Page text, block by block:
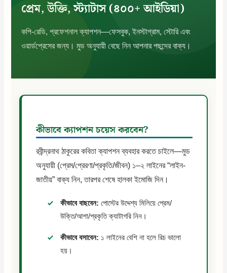
প্রেম, উক্তি, স্ট্যাটাস (৪০০+ আইডিয়া)
কপি-রেডি, প্রফেশনাল ক্যাপশন—ফেসবুক, ইনস্টাগ্রাম, স্টোরি এবং
ওয়ার্ডপ্রেসের জন্য। মুড অনুযায়ী বেছে নিন আপনার পছন্দের বাক্য।
কীভাবে ক্যাপশন চয়েস করবেন?
রবীন্দ্রনাথ ঠাকুরের কবিতা ক্যাপশন ব্যবহার করতে চাইলে—মুড
অনুযায়ী (প্রেম/প্রেরণা/প্রকৃতি/জীবন) ১–২ লাইনের “লাইন-
জাতীয়” বাক্য নিন, তারপর শেষে হালকা ইমোজি দিন।
কীভাবে বাছবেন: পোস্টের উদ্দেশ্য মিলিয়ে প্রেম/
উক্তি/আশা/প্রকৃতি ক্যাটাগরি নিন।
কীভাবে বসাবেন: ১ লাইনের বেশি না হলে রিচ ভালো
হয়।